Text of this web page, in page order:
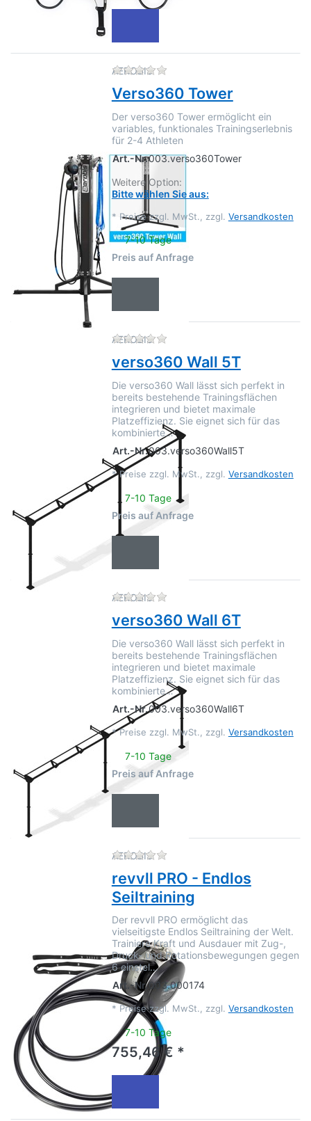
AEROBIS Zu diesem Produkt liegen
Verso360 Tower
Der verso360 Tower ermöglicht ein
variables, funktionales Trainingserlebnis
für 2-4 Athleten
Art.-Nr.003.verso360Tower
Weitere Option:
Bitte wählen Sie aus:
* Preise zzgl. MwSt., zzgl. Versandkosten
7-10 Tage
Preis auf Anfrage
AEROBIS Zu diesem Produkt liegen
verso360 Wall 5T
Die verso360 Wall lässt sich perfekt in
bereits bestehende Trainingsflächen
integrieren und bietet maximale
Platzeffizienz. Sie eignet sich für das
kombinierte…
Art.-Nr.003.verso360Wall5T
* Preise zzgl. MwSt., zzgl. Versandkosten
7-10 Tage
Preis auf Anfrage
AEROBIS Zu diesem Produkt liegen
verso360 Wall 6T
Die verso360 Wall lässt sich perfekt in
bereits bestehende Trainingsflächen
integrieren und bietet maximale
Platzeffizienz. Sie eignet sich für das
kombinierte…
Art.-Nr.003.verso360Wall6T
* Preise zzgl. MwSt., zzgl. Versandkosten
7-10 Tage
Preis auf Anfrage
AEROBIS Zu diesem Produkt liegen
revvll PRO - Endlos
Seiltraining
Der revvll PRO ermöglicht das
vielseitigste Endlos Seiltraining der Welt.
Trainiere Kraft und Ausdauer mit Zug-,
Druck- und Rotationsbewegungen gegen
6 einstel…
Art.-Nr.003.000174
* Preise zzgl. MwSt., zzgl. Versandkosten
7-10 Tage
755,46 € *